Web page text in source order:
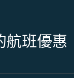
航班優惠